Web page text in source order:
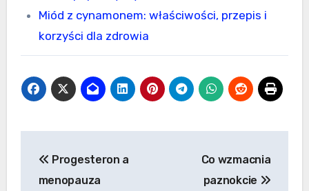
Miód z cynamonem: właściwości, przepis i
korzyści dla zdrowia
wpisu
Progesteron a
menopauza
Co wzmacnia
paznokcie